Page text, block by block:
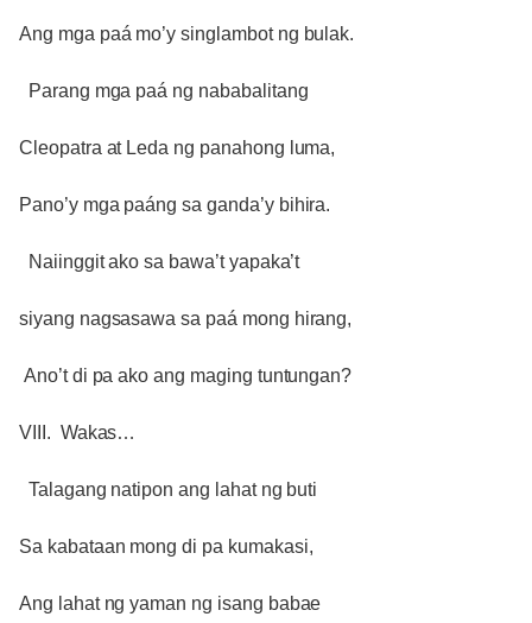
Ang mga paá mo’y singlambot ng bulak.
Parang mga paá ng nababalitang
Cleopatra at Leda ng panahong luma,
Pano’y mga paáng sa ganda’y bihira.
Naiinggit ako sa bawa’t yapaka’t
siyang nagsasawa sa paá mong hirang,
Ano’t di pa ako ang maging tuntungan?
VIII. Wakas…
Talagang natipon ang lahat ng buti
Sa kabataan mong di pa kumakasi,
Ang lahat ng yaman ng isang babae